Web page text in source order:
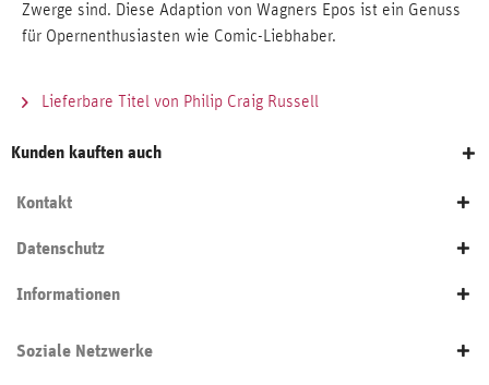
Zwerge sind. Diese Adaption von Wagners Epos ist ein Genuss
für Opernenthusiasten wie Comic-Liebhaber.
Lieferbare Titel von Philip Craig Russell
Kunden kauften auch
Kontakt
Datenschutz
Informationen
Soziale Netzwerke